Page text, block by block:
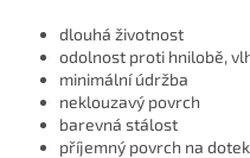
dlouhá životnost
odolnost proti hnilobě,
minimální údržba
neklouzavý povrch
barevná stálost
příjemný povrch na dotek